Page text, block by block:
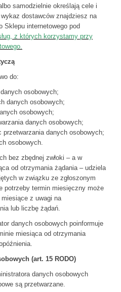
samodzielnie określają cele i
dostawców znajdziesz na
Sklepu internetowego pod
z których korzystamy przy
do:
osobowych;
danych osobowych;
osobowych;
danych osobowych;
przetwarzania danych osobowych;
osobowych.
bez zbędnej zwłoki – a w
od otrzymania żądania – udziela
w związku ze zgłoszonym
potrzeby termin miesięczny może
miesiące z uwagi na
lub liczbę żądań.
danych osobowych poinformuje
miesiąca od otrzymania
(art. 15 RODO)
danych osobowych
są przetwarzane.